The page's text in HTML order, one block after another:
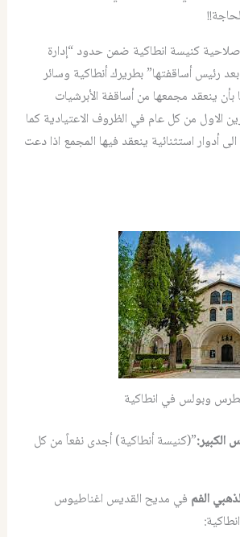
كنيسة انطاكية ضمن حدود “إدارة
رئيس أساقفتها” بطريرك أنطاكية وسائر
بأن ينعقد مجمعها من أساقفة الأبرشيات
الاول من كل عام في الظروف الاعتيادية كما
أدوار استثنائية ينعقد فيها المجمع اذا دعت
وبولس في انطاكية
الكبير:”(كنيسة أنطاكية) أجدى نفعاً من كل
الفم في مديح القديس اغناطيوس